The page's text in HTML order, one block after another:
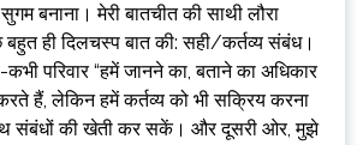
बनाना। मेरी बातचीत की साथी लौरा
ही दिलचस्प बात की: सही/कर्तव्य संबंध।
परिवार “हमें जानने का, बताने का अधिकार
हैं, लेकिन हमें कर्तव्य को भी सक्रिय करना
संबंधों की खेती कर सकें। और दूसरी ओर, मुझे